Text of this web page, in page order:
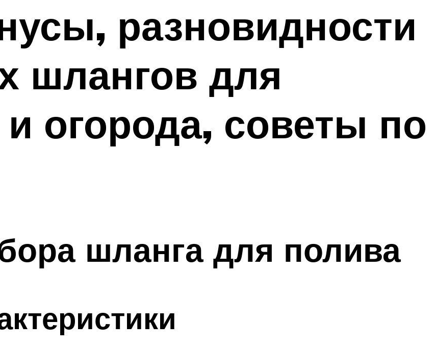
разновидности
шлангов для
огорода, советы по
шланга для полива